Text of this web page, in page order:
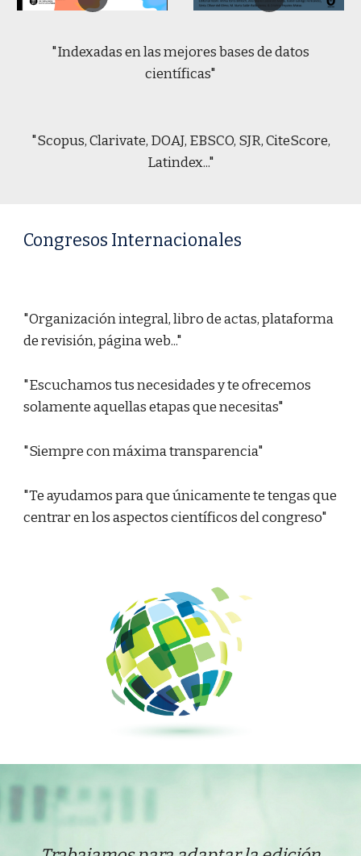
"Indexadas en las mejores bases de datos
científicas"
"Scopus, Clarivate, DOAJ, EBSCO, SJR, CiteScore,
Latindex..."
Congresos Internacionales
"Organización integral, libro de actas, plataforma
de revisión, página web..."
"Escuchamos tus necesidades y te ofrecemos
solamente aquellas etapas que necesitas"
"Siempre con máxima transparencia"
"Te ayudamos para que únicamente te tengas que
centrar en los aspectos científicos del congreso"